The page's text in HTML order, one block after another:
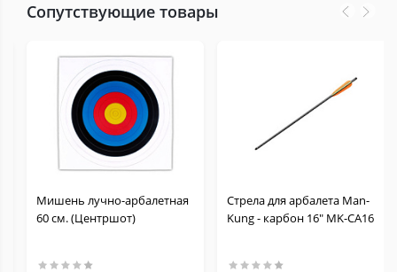
Сопутствующие товары
Мишень лучно-арбалетная
60 см. (Центршот)
Стрела для арбалета Man-
Kung - карбон 16" MK-CA16